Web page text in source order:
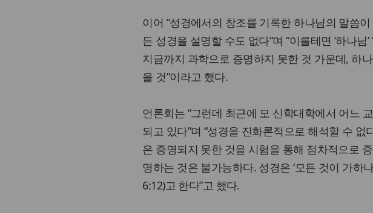
이어 “성경에서의 창조를 기록한 하나님의 말씀
든 성경을 설명할 수도 없다”며 “이를테면 ‘하나님’
지금까지 과학으로 증명하지 못한 것 가운데, 하
을 것”이라고 했다.
언론회는 “그런데 최근에 모 신학대학에서 어느
되고 있다”며 “성경을 진화론적으로 해석할 수
은 증명되지 못한 것을 시험을 통해 점차적으로
명하는 것은 불가능하다. 성경은 ‘모든 것이 가하
6:12)고 한다”고 했다.